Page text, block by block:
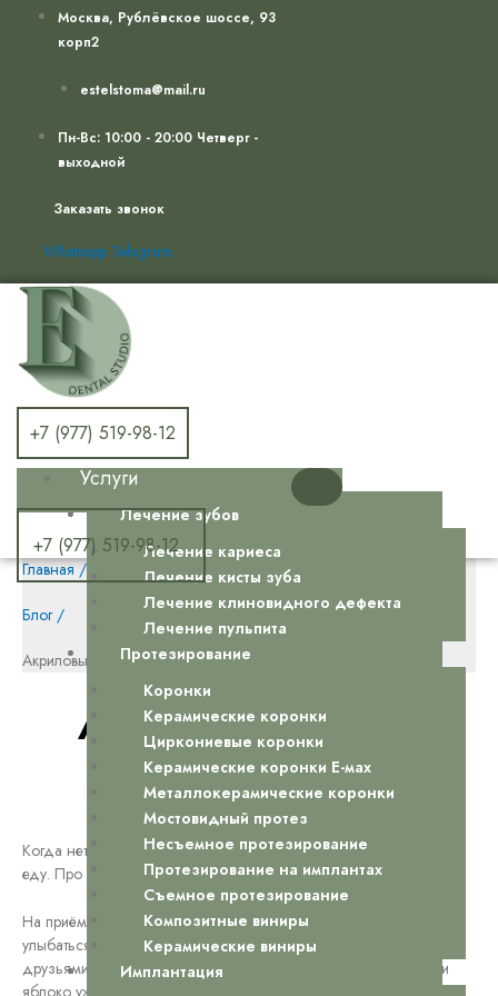
Перейти
содержимому
Москва, Рублёвское шоссе, 93
корп2
estelstoma@mail.ru
Пн-Вс: 10:00 - 20:00 Четверг -
выходной
Заказать звонок
Whatsapp Telegram
+7 (977) 519-98-12
Услуги
Лечение зубов
Лечение кариеса
Лечение кисты зуба
Лечение клиновидного дефекта
Лечение пульпита
Протезирование
Коронки
Керамические коронки
Циркониевые коронки
Керамические коронки Е-мах
Металлокерамические коронки
Мостовидный протез
Несъемное протезирование
Протезирование на имплантах
Съемное протезирование
Композитные виниры
Керамические виниры
Имплантация
+7 (977) 519-98-12
Главная /
Блог /
Акриловый протез в «Эстель»: жуйте и улыбайтесь снова
Акриловый протез в
«Эстель»: жуйте и
улыбайтесь снова
Когда нет зубов, жизнь меняется. И это не про красоту. Это про
еду. Про разговоры. Про чувство стеснения.
На приёме часто видишь пациентов, которые перестали
улыбаться. Они прикрывают рот рукой, отказываются от встреч с
друзьями, жуют только каши и пюре. Всё потому, что мясо или